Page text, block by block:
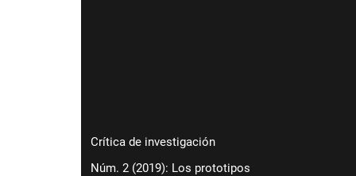
Crítica de investigación
Núm. 2 (2019): Los prototipos